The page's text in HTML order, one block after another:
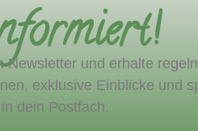
Newsletter und erhalte
exklusive Einblicke und
dein Postfach.